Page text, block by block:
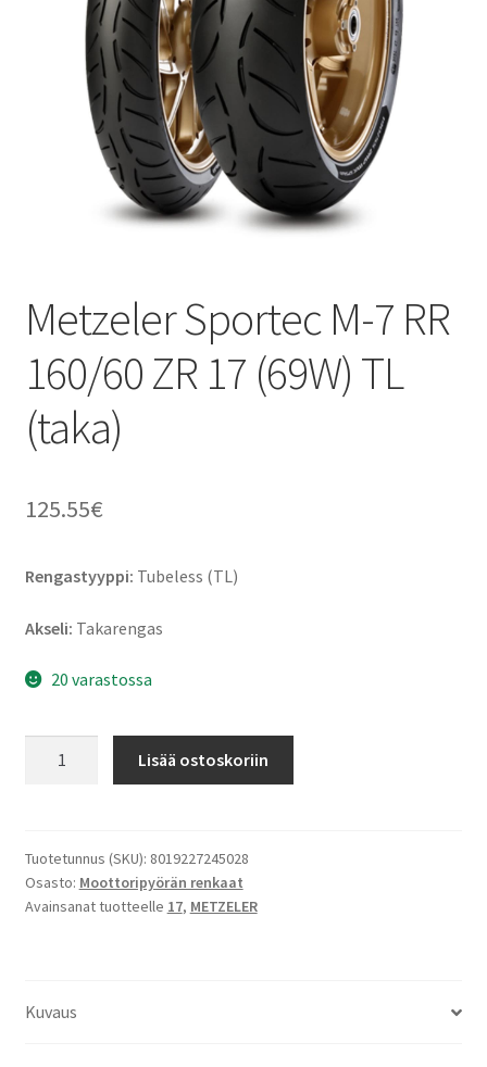
Metzeler Sportec M-7 RR
160/60 ZR 17 (69W) TL
(taka)
125.55€
Rengastyyppi: Tubeless (TL)
Akseli: Takarengas
20 varastossa
RR
160/60
ZR
(taka)
Lisää ostoskoriin
Tuotetunnus (SKU): 8019227245028
Osasto: Moottoripyörän renkaat
Avainsanat tuotteelle 17, METZELER
Kuvaus